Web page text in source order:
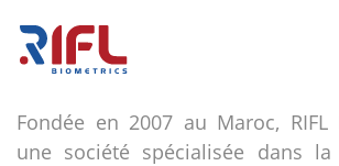
Fondée en 2007 au Maroc,
une société spécialisée dans